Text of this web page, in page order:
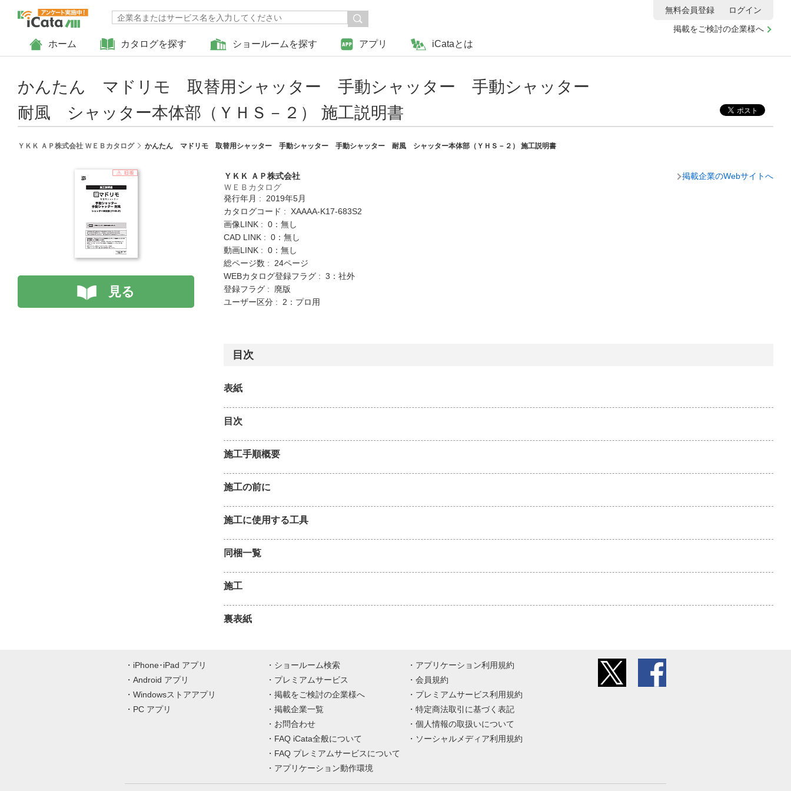
ホーム カタログを探す ショールームを探す アプリ iCataとは
掲載をご検討の企業様へ
無料会員登録 ログイン
かんたん マドリモ 取替用シャッター 手動シャッター 手動シャッター
耐風 シャッター本体部（ＹＨＳ－２） 施工説明書
ＹＫＫ ＡＰ株式会社 ＷＥＢカタログ かんたん マドリモ 取替用シャッター 手動シャッター 手動シャッター 耐風 シャッター本体部（ＹＨＳ－２） 施工説明書
見る
ＹＫＫ ＡＰ株式会社
ＷＥＢカタログ
発行年月 : 2019年5月
カタログコード : XAAAA-K17-683S2
画像LINK : 0：無し
CAD LINK : 0：無し
動画LINK : 0：無し
総ページ数 : 24ページ
WEBカタログ登録フラグ : 3：社外
登録フラグ : 廃版
ユーザー区分 : 2：プロ用
掲載企業のWebサイトへ
目次
表紙
目次
施工手順概要
施工の前に
施工に使用する工具
同梱一覧
施工
裏表紙
iPhone･iPad アプリ
Android アプリ
Windowsストアアプリ
PC アプリ
ショールーム検索
プレミアムサービス
掲載をご検討の企業様へ
掲載企業一覧
お問合わせ
FAQ iCata全般について
FAQ プレミアムサービスについて
アプリケーション動作環境
アプリケーション利用規約
会員規約
プレミアムサービス利用規約
特定商法取引に基づく表記
個人情報の取扱いについて
ソーシャルメディア利用規約